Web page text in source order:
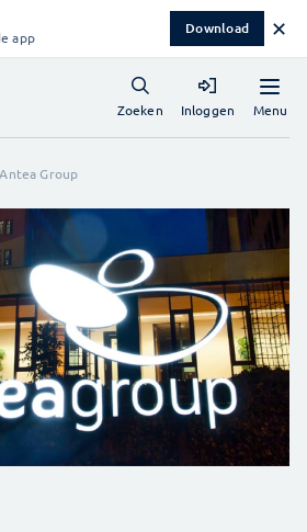
app Download ✕
Menu
Zoeken Inloggen
Antea Group